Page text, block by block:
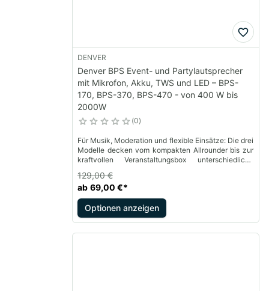
DENVER
Denver BPS Event- und Partylautsprecher
mit Mikrofon, Akku, TWS und LED – BPS-
170, BPS-370, BPS-470 - von 400 W bis
2000W
0
Für Musik, Moderation und flexible Einsätze: Die drei
Modelle decken vom kompakten Allrounder bis zur
kraftvollen Veranstaltungsbox unterschiedliche
und Feiern ab.
ab 69,00 €*
129,00 €
Optionen anzeigen